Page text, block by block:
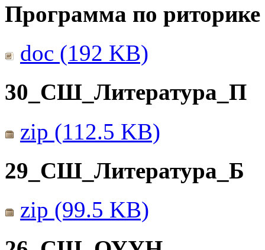
Программа по риторике
doc (192 KB)
30_СШ_Литература_П
zip (112.5 KB)
29_СШ_Литература_Б
zip (99.5 KB)